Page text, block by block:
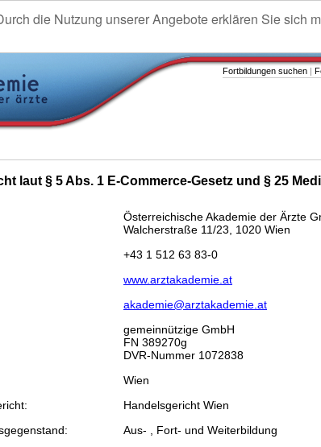
die Nutzung unserer Angebote erklären Sie sich
Fortbildungen suchen |
laut § 5 Abs. 1 E-Commerce-Gesetz und § 25
Österreichische Akademie der Ärzte
Walcherstraße 11/23, 1020 Wien
+43 1 512 63 83-0
www.arztakademie.at
akademie@arztakademie.at
gemeinnützige GmbH
FN 389270g
DVR-Nummer 1072838
Wien
Handelsgericht Wien
Aus- , Fort- und Weiterbildung